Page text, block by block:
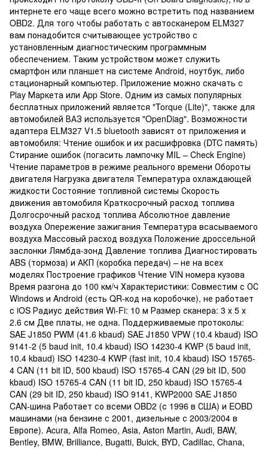
интернете его чаще всего можно встретить под названием
OBD2. Для того чтобы работать с автосканером ELM327
вам понадобится считывающее устройство с
установленным диагностическим программным
обеспечением. Таким устройством может служить
смартфон или планшет на системе Android, ноутбук, либо
стационарный компьютер. Приложение можно скачать с
Play Маркета или App Store. Одним из самых популярных
бесплатных приложений является "Torque (Lite)", также для
автомобилей ВАЗ используется "OpenDiag". Возможности
адаптера ELM327 V1.5 bluetooth зависят от приложения и
автомобиля: Чтение ошибок и их расшифровка (DTC память)
Стирание ошибок (погасить лампочку MIL – Check Engine)
Чтение параметров в режиме реального времени Обороты
двигателя Нагрузка двигателя Температура охлаждающей
жидкости Состояние топливной системы Скорость
движения автомобиля Краткосрочный расход топлива
Долгосрочный расход топлива Абсолютное давление
воздуха Опережение зажигания Температура всасываемого
воздуха Массовый расход воздуха Положение дроссельной
заслонки Лямбда-зонд Давление топлива Диагностировать
ABS (тормоза) и АКП (коробка передач) – не на всех
моделях Построение графиков Чтение VIN номера кузова
Время разгона до 100 км/ч Характеристики: Совместим с ОС
Windows и Android (есть QR-код на коробочке), не работает
с iOS Радиус действия Wi-Fi: 10 м Размер сканера: 3 х 5 х
2.6 см Две платы, не одна. Поддерживаемые протоколы:
SAE J1850 PWM (41.6 kbaud) SAE J1850 VPW (10.4 kbaud) ISO
9141-2 (5 baud init, 10.4 kbaud) ISO 14230-4 KWP (5 baud init,
10.4 kbaud) ISO 14230-4 KWP (fast init, 10.4 kbaud) ISO 15765-
4 CAN (11 bit ID, 500 kbaud) ISO 15765-4 CAN (29 bit ID, 500
kbaud) ISO 15765-4 CAN (11 bit ID, 250 kbaud) ISO 15765-4
CAN (29 bit ID, 250 kbaud) ISO 9141, KWP2000 SAE J1850
CAN-шина Работает со всеми OBD2 (с 1996 в США) и EOBD
машинами (на бензине с 2001, дизельные с 2003/2004 в
Европе). Acura, Alfa Romeo, Asia, Aston Martin, Audi, BAW,
Bentley, BMW, Brilliance, Bugatti, Buick, BYD, Cadillac, Chana,